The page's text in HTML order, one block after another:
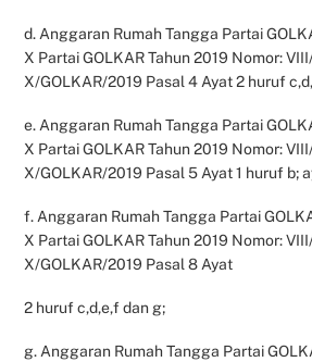
d. Anggaran Rumah Tangga Partai
X Partai GOLKAR Tahun 2019 Nomor:
X/GOLKAR/2019 Pasal 4 Ayat 2 huruf
e. Anggaran Rumah Tangga Partai
X Partai GOLKAR Tahun 2019 Nomor:
X/GOLKAR/2019 Pasal 5 Ayat 1 huruf b;
f. Anggaran Rumah Tangga Partai
X Partai GOLKAR Tahun 2019 Nomor:
X/GOLKAR/2019 Pasal 8 Ayat
2 huruf c,d,e,f dan g;
g. Anggaran Rumah Tangga Partai